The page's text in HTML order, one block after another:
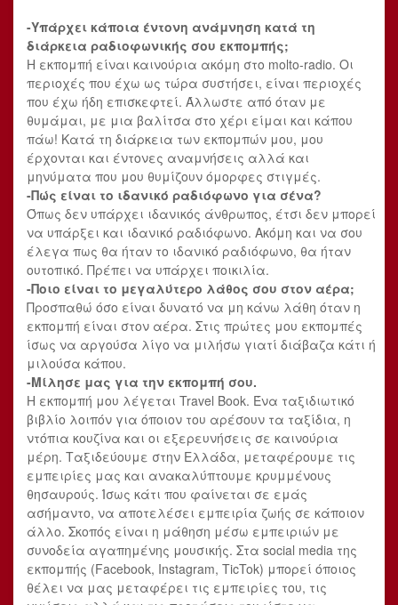
-Υπάρχει κάποια έντονη ανάμνηση κατά τη
διάρκεια ραδιοφωνικής σου εκπομπής;
Η εκπομπή είναι καινούρια ακόμη στο molto-radio. Οι
περιοχές που έχω ως τώρα συστήσει, είναι περιοχές
που έχω ήδη επισκεφτεί. Άλλωστε από όταν με
θυμάμαι, με μια βαλίτσα στο χέρι είμαι και κάπου
πάω! Κατά τη διάρκεια των εκπομπών μου, μου
έρχονται και έντονες αναμνήσεις αλλά και
μηνύματα που μου θυμίζουν όμορφες στιγμές.
-Πώς είναι το ιδανικό ραδιόφωνο για σένα?
Όπως δεν υπάρχει ιδανικός άνθρωπος, έτσι δεν μπορεί
να υπάρξει και ιδανικό ραδιόφωνο. Ακόμη και να σου
έλεγα πως θα ήταν το ιδανικό ραδιόφωνο, θα ήταν
ουτοπικό. Πρέπει να υπάρχει ποικιλία.
-Ποιο είναι το μεγαλύτερο λάθος σου στον αέρα;
Προσπαθώ όσο είναι δυνατό να μη κάνω λάθη όταν η
εκπομπή είναι στον αέρα. Στις πρώτες μου εκπομπές
ίσως να αργούσα λίγο να μιλήσω γιατί διάβαζα κάτι ή
μιλούσα κάπου.
-Μίλησε μας για την εκπομπή σου.
Η εκπομπή μου λέγεται Travel Book. Ένα ταξιδιωτικό
βιβλίο λοιπόν για όποιον του αρέσουν τα ταξίδια, η
ντόπια κουζίνα και οι εξερευνήσεις σε καινούρια
μέρη. Ταξιδεύουμε στην Ελλάδα, μεταφέρουμε τις
εμπειρίες μας και ανακαλύπτουμε κρυμμένους
θησαυρούς. Ίσως κάτι που φαίνεται σε εμάς
ασήμαντο, να αποτελέσει εμπειρία ζωής σε κάποιον
άλλο. Σκοπός είναι η μάθηση μέσω εμπειριών με
συνοδεία αγαπημένης μουσικής. Στα social media της
εκπομπής (Facebook, Instagram, TicTok) μπορεί όποιος
θέλει να μας μεταφέρει τις εμπειρίες του, τις